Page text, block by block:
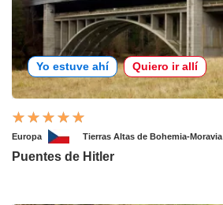
Yo estuve ahí Quiero ir allí
Europa Tierras Altas de Bohemia-Moravia
Puentes de Hitler